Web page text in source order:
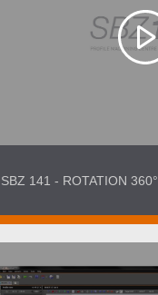
SBZ 141 - ROTATION 360°